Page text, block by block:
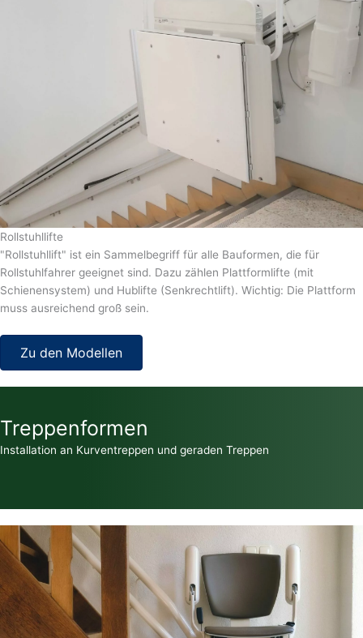
Rollstuhllifte
"Rollstuhllift" ist ein Sammelbegriff für alle Bauformen, die für
Rollstuhlfahrer geeignet sind. Dazu zählen Plattformlifte (mit
Schienensystem) und Hublifte (Senkrechtlift). Wichtig: Die Plattform
muss ausreichend groß sein.
Zu den Modellen
Treppenformen
Installation an Kurventreppen und geraden Treppen